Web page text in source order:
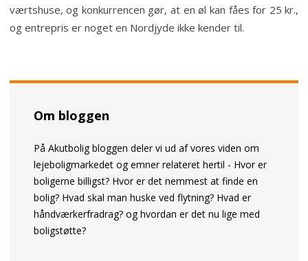
værtshuse, og konkurrencen gør, at en øl kan fåes for 25 kr.,
og entrepris er noget en Nordjyde ikke kender til.
Om bloggen
På Akutbolig bloggen deler vi ud af vores viden om
lejeboligmarkedet og emner relateret hertil - Hvor er
boligerne billigst? Hvor er det nemmest at finde en
bolig? Hvad skal man huske ved flytning? Hvad er
håndværkerfradrag? og hvordan er det nu lige med
boligstøtte?